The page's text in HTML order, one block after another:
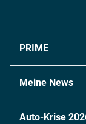
PRIME
Meine News
Auto-Krise